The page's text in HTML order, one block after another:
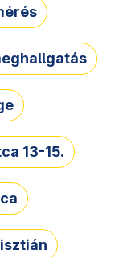
13-15.